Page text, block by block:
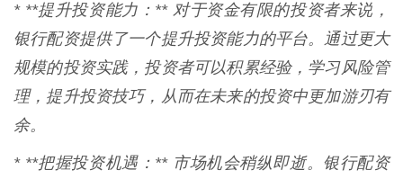
* **提升投资能力：** 对于资金有限的投资者来说，
银行配资提供了一个提升投资能力的平台。通过更大
规模的投资实践，投资者可以积累经验，学习风险管
理，提升投资技巧，从而在未来的投资中更加游刃有
余。
* **把握投资机遇：** 市场机会稍纵即逝。银行配资